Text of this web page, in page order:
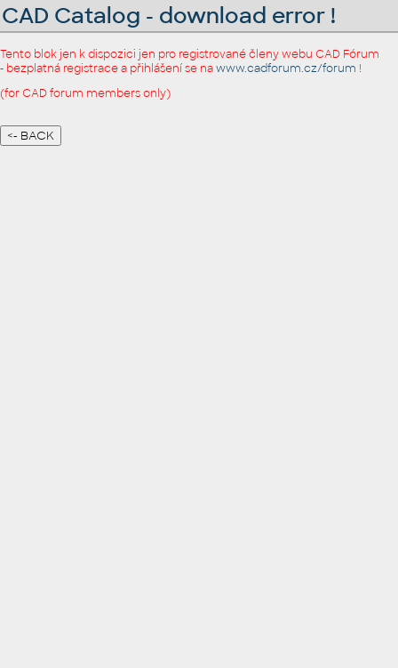
CAD Catalog - download error !
Tento blok jen k dispozici jen pro registrované členy webu CAD Fórum
- bezplatná registrace a přihlášení se nawww.cadforum.cz/forum !
(for CAD forum members only)